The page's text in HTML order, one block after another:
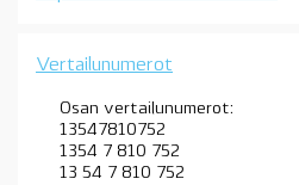
Vertailunumerot
Osan vertailunumerot:
13547810752
1354 7 810 752
13 54 7 810 752